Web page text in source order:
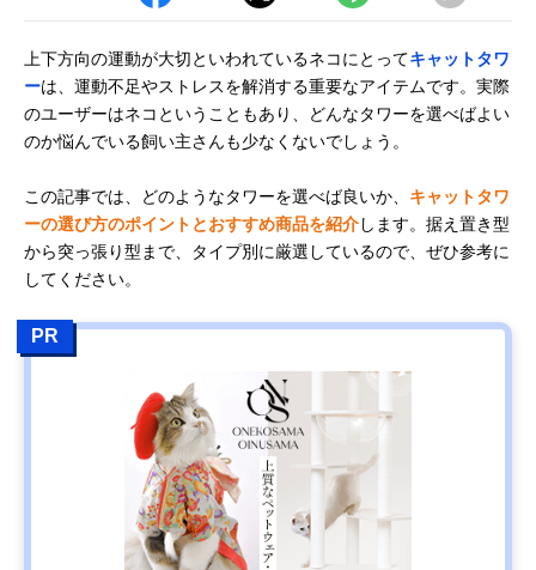
上下方向の運動が大切といわれているネコにとってキャットタワ
ーは、運動不足やストレスを解消する重要なアイテムです。実際
のユーザーはネコということもあり、どんなタワーを選べばよい
のか悩んでいる飼い主さんも少なくないでしょう。
この記事では、どのようなタワーを選べば良いか、 キャットタワ
ーの選び方のポイントとおすすめ商品を紹介します。据え置き型
から突っ張り型まで、タイプ別に厳選しているので、ぜひ参考に
してください。
PR